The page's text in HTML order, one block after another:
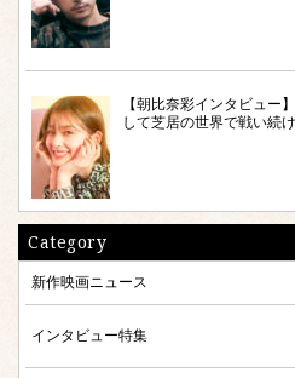
【朝比奈彩インタビュー
して芝居の世界で戦い続
Category
新作映画ニュース
インタビュー特集